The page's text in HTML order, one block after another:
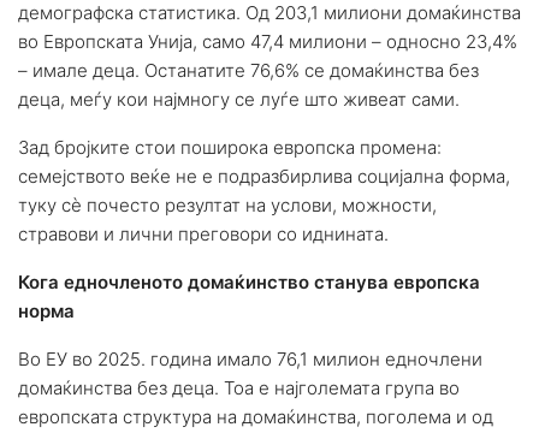
демографска статистика. Од 203,1 милиони домаќинства
во Европската Унија, само 47,4 милиони – односно 23,4%
– имале деца. Останатите 76,6% се домаќинства без
деца, меѓу кои најмногу се луѓе што живеат сами.
Зад бројките стои поширока европска промена:
семејството веќе не е подразбирлива социјална форма,
туку сè почесто резултат на услови, можности,
стравови и лични преговори со иднината.
Кога едночленото домаќинство станува европска
норма
Во ЕУ во 2025. година имало 76,1 милион едночлени
домаќинства без деца. Тоа е најголемата група во
европската структура на домаќинства, поголема и од